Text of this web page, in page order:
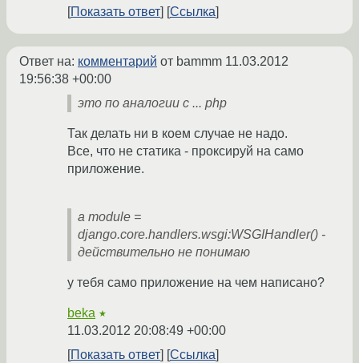
Показать ответ Ссылка
Ответ на: комментарий от bammm 11.03.2012
19:56:38 +00:00
это по аналогии с ... php
Так делать ни в коем случае не надо.
Все, что не статика - проксируй на само
приложение.
а module =
django.core.handlers.wsgi:WSGIHandler() -
действительно не понимаю
у тебя само приложение на чем написано?
beka ★
11.03.2012 20:08:49 +00:00
Показать ответ
Ссылка